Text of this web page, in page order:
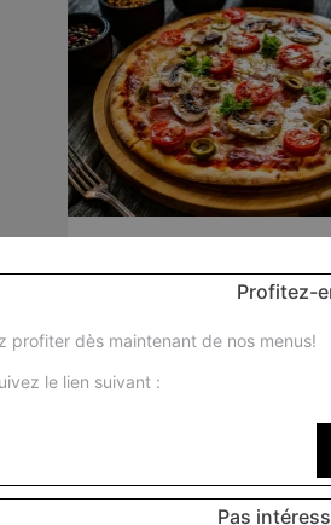
Nos
pizza marguerita senior,
Profitez-
profiter dès maintenant de nos menus!
le lien suivant :
Pas